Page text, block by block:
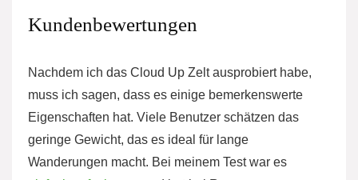
Kundenbewertungen
Nachdem ich das Cloud Up Zelt ausprobiert habe,
muss ich sagen, dass es einige bemerkenswerte
Eigenschaften hat. Viele Benutzer schätzen das
geringe Gewicht, das es ideal für lange
Wanderungen macht. Bei meinem Test war es